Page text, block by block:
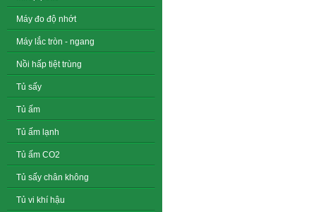
Máy đo độ nhớt
Máy lắc tròn - ngang
Nồi hấp tiệt trùng
Tủ sấy
Tủ ấm
Tủ ấm lạnh
Tủ ấm CO2
Tủ sấy chân không
Tủ vi khí hậu